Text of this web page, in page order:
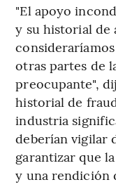
"El apoyo
y su historial de
otras partes de
preocupante",
historial de
industria
deberían vigilar
garantizar que
y una rendición